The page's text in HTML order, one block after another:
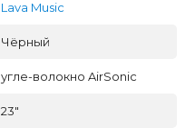
Lava Music
Чёрный
угле-волокно AirSonic
23"